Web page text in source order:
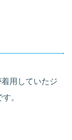
用していたジ
。